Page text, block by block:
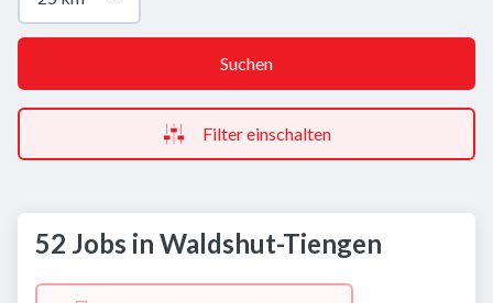
Suchen
Filter einschalten
52 Jobs in Waldshut-Tiengen